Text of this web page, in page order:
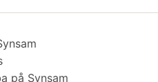
på Synsam